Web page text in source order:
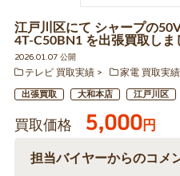
江戸川区にて シャープの
4T-C50BN1 を出張買取しま
2026.01.07 公開
テレビ 買取実績
家電 買取実績
出張買取 大和本店 江戸川区
買取価格 5,000円
担当バイヤーからのコメ